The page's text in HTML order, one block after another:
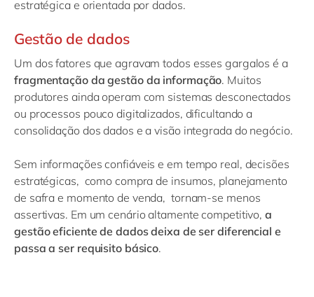
estratégica e orientada por dados.
Gestão de dados
Um dos fatores que agravam todos esses gargalos é a
fragmentação da gestão da informação. Muitos
produtores ainda operam com sistemas desconectados
ou processos pouco digitalizados, dificultando a
consolidação dos dados e a visão integrada do negócio.
Sem informações confiáveis e em tempo real, decisões
estratégicas, como compra de insumos, planejamento
de safra e momento de venda, tornam-se menos
assertivas. Em um cenário altamente competitivo,a
gestão eficiente de dados deixa de ser diferencial e
passa a ser requisito básico.